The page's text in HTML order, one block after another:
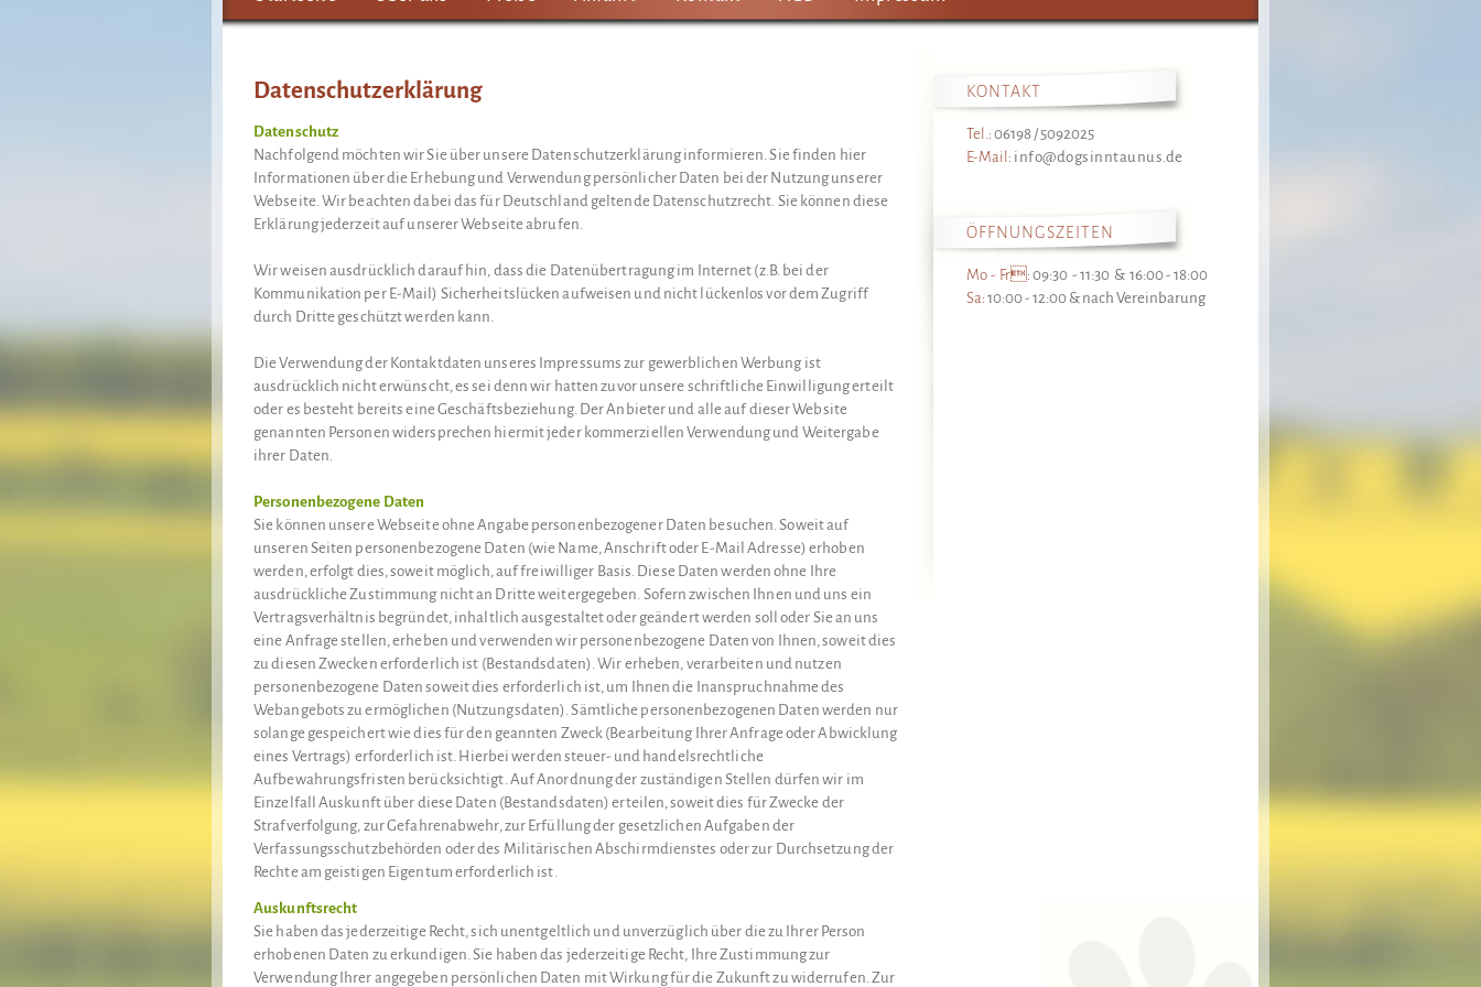
Datenschutzerklärung
Datenschutz
Nachfolgend möchten wir Sie über unsere Datenschutzerklärung informieren. Sie finden hier
Informationen über die Erhebung und Verwendung persönlicher Daten bei der Nutzung unserer
Webseite. Wir beachten dabei das für Deutschland geltende Datenschutzrecht. Sie können diese
Erklärung jederzeit auf unserer Webseite abrufen.
Wir weisen ausdrücklich darauf hin, dass die Datenübertragung im Internet (z.B. bei der
Kommunikation per E-Mail) Sicherheitslücken aufweisen und nicht lückenlos vor dem Zugriff
durch Dritte geschützt werden kann.
Die Verwendung der Kontaktdaten unseres Impressums zur gewerblichen Werbung ist
ausdrücklich nicht erwünscht, es sei denn wir hatten zuvor unsere schriftliche Einwilligung erteilt
oder es besteht bereits eine Geschäftsbeziehung. Der Anbieter und alle auf dieser Website
genannten Personen widersprechen hiermit jeder kommerziellen Verwendung und Weitergabe
ihrer Daten.
Personenbezogene Daten
Sie können unsere Webseite ohne Angabe personenbezogener Daten besuchen. Soweit auf
unseren Seiten personenbezogene Daten (wie Name, Anschrift oder E-Mail Adresse) erhoben
werden, erfolgt dies, soweit möglich, auf freiwilliger Basis. Diese Daten werden ohne Ihre
ausdrückliche Zustimmung nicht an Dritte weitergegeben. Sofern zwischen Ihnen und uns ein
Vertragsverhältnis begründet, inhaltlich ausgestaltet oder geändert werden soll oder Sie an uns
eine Anfrage stellen, erheben und verwenden wir personenbezogene Daten von Ihnen, soweit dies
zu diesen Zwecken erforderlich ist (Bestandsdaten). Wir erheben, verarbeiten und nutzen
personenbezogene Daten soweit dies erforderlich ist, um Ihnen die Inanspruchnahme des
Webangebots zu ermöglichen (Nutzungsdaten). Sämtliche personenbezogenen Daten werden nur
solange gespeichert wie dies für den geannten Zweck (Bearbeitung Ihrer Anfrage oder Abwicklung
eines Vertrags) erforderlich ist. Hierbei werden steuer- und handelsrechtliche
Aufbewahrungsfristen berücksichtigt. Auf Anordnung der zuständigen Stellen dürfen wir im
Einzelfall Auskunft über diese Daten (Bestandsdaten) erteilen, soweit dies für Zwecke der
Strafverfolgung, zur Gefahrenabwehr, zur Erfüllung der gesetzlichen Aufgaben der
Verfassungsschutzbehörden oder des Militärischen Abschirmdienstes oder zur Durchsetzung der
Rechte am geistigen Eigentum erforderlich ist.
Auskunftsrecht
Sie haben das jederzeitige Recht, sich unentgeltlich und unverzüglich über die zu Ihrer Person
erhobenen Daten zu erkundigen. Sie haben das jederzeitige Recht, Ihre Zustimmung zur
Verwendung Ihrer angegeben persönlichen Daten mit Wirkung für die Zukunft zu widerrufen. Zur
KONTAKT
Tel.: 06198 / 5092025
E-Mail: info@dogsinntaunus.de
ÖFFNUNGSZEITEN
Mo - Fr: 09:30 - 11:30 & 16:00 - 18:00
Sa: 10:00 - 12:00 & nach Vereinbarung